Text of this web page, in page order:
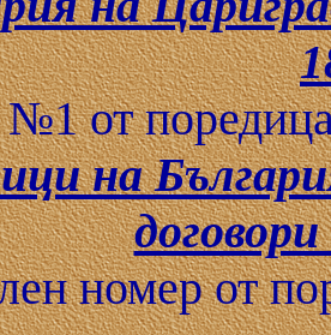
№1 от
на
номер от